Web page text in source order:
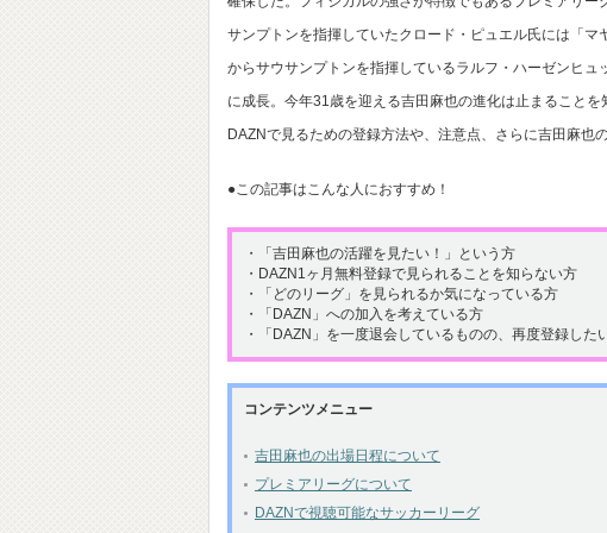
サンプトンを指揮していたクロード・ピュエル氏には「
からサウサンプトンを指揮しているラルフ・ハーゼンヒ
に成長。今年31歳を迎える吉田麻也の進化は止まること
DAZNで見るための登録方法や、注意点、さらに吉田麻也
●この記事はこんな人におすすめ！
・「吉田麻也の活躍を見たい！」という方
・DAZN1ヶ月無料登録で見られることを知らない方
・「どのリーグ」を見られるか気になっている方
・「DAZN」への加入を考えている方
・「DAZN」を一度退会しているものの、再度登録した
コンテンツメニュー
吉田麻也の出場日程について
プレミアリーグについて
DAZNで視聴可能なサッカーリーグ